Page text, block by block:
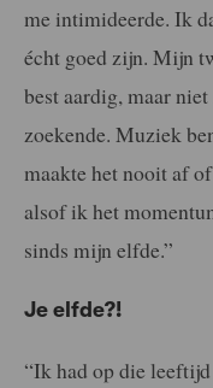
me intimideerde. Ik
écht goed zijn. Mijn
best aardig, maar
zoekende. Muziek
maakte het nooit af
alsof ik het
sinds mijn elfde.”
Je elfde?!
“Ik had op die